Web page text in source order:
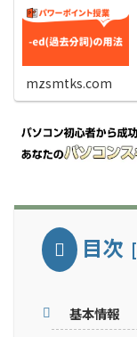
mzsmtks.com
目次
基本情報